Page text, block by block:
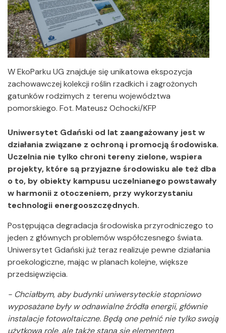
W EkoParku UG znajduje się unikatowa ekspozycja
zachowawczej kolekcji roślin rzadkich i zagrożonych
gatunków rodzimych z terenu województwa
pomorskiego. Fot. Mateusz Ochocki/KFP
Uniwersytet Gdański od lat zaangażowany jest w
działania związane z ochroną i promocją środowiska.
Uczelnia nie tylko chroni tereny zielone, wspiera
projekty, które są przyjazne środowisku ale też dba
o to, by obiekty kampusu uczelnianego powstawały
w harmonii z otoczeniem, przy wykorzystaniu
technologii energooszczędnych.
Postępująca degradacja środowiska przyrodniczego to
jeden z głównych problemów współczesnego świata.
Uniwersytet Gdański już teraz realizuje pewne działania
proekologiczne, mając w planach kolejne, większe
przedsięwzięcia.
- Chciałbym, aby budynki uniwersyteckie stopniowo
wyposażane były w odnawialne źródła energii, głównie
instalacje fotowoltaiczne. Będą one pełnić nie tylko swoją
użytkową rolę, ale także staną się elementem